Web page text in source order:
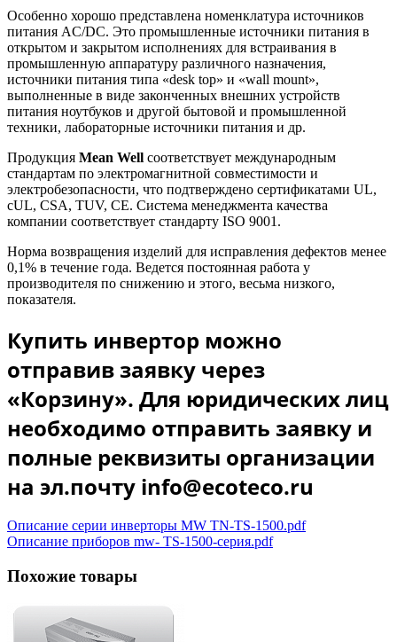
Особенно хорошо представлена номенклатура источников
питания AC/DC. Это промышленные источники питания в
открытом и закрытом исполнениях для встраивания в
промышленную аппаратуру различного назначения,
источники питания типа «desk top» и «wall mount»,
выполненные в виде законченных внешних устройств
питания ноутбуков и другой бытовой и промышленной
техники, лабораторные источники питания и др.
Продукция Mean Well соответствует международным
стандартам по электромагнитной совместимости и
электробезопасности, что подтверждено сертификатами UL,
cUL, CSA, TUV, CE. Система менеджмента качества
компании соответствует стандарту ISO 9001.
Норма возвращения изделий для исправления дефектов менее
0,1% в течение года. Ведется постоянная работа у
производителя по снижению и этого, весьма низкого,
показателя.
Купить инвертор можно
отправив заявку через
«Корзину». Для юридических лиц
необходимо отправить заявку и
полные реквизиты организации
на эл.почту info@ecoteco.ru
Описание серии инверторы MW TN-TS-1500.pdf
Описание приборов mw- TS-1500-серия.pdf
Похожие товары